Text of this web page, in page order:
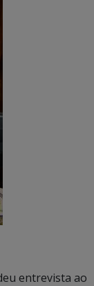
entrevista ao